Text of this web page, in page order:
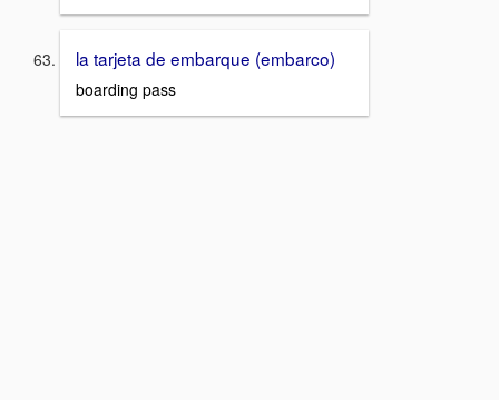
la tarjeta de embarque (embarco)
boarding pass